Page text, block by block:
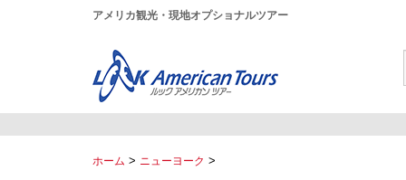
アメリカ観光・現地オプショナルツアー
ホーム > ニューヨーク >